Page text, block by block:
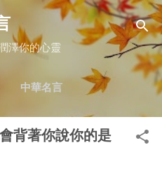
內容
澤你的心靈
中華名言
背著你說你的是